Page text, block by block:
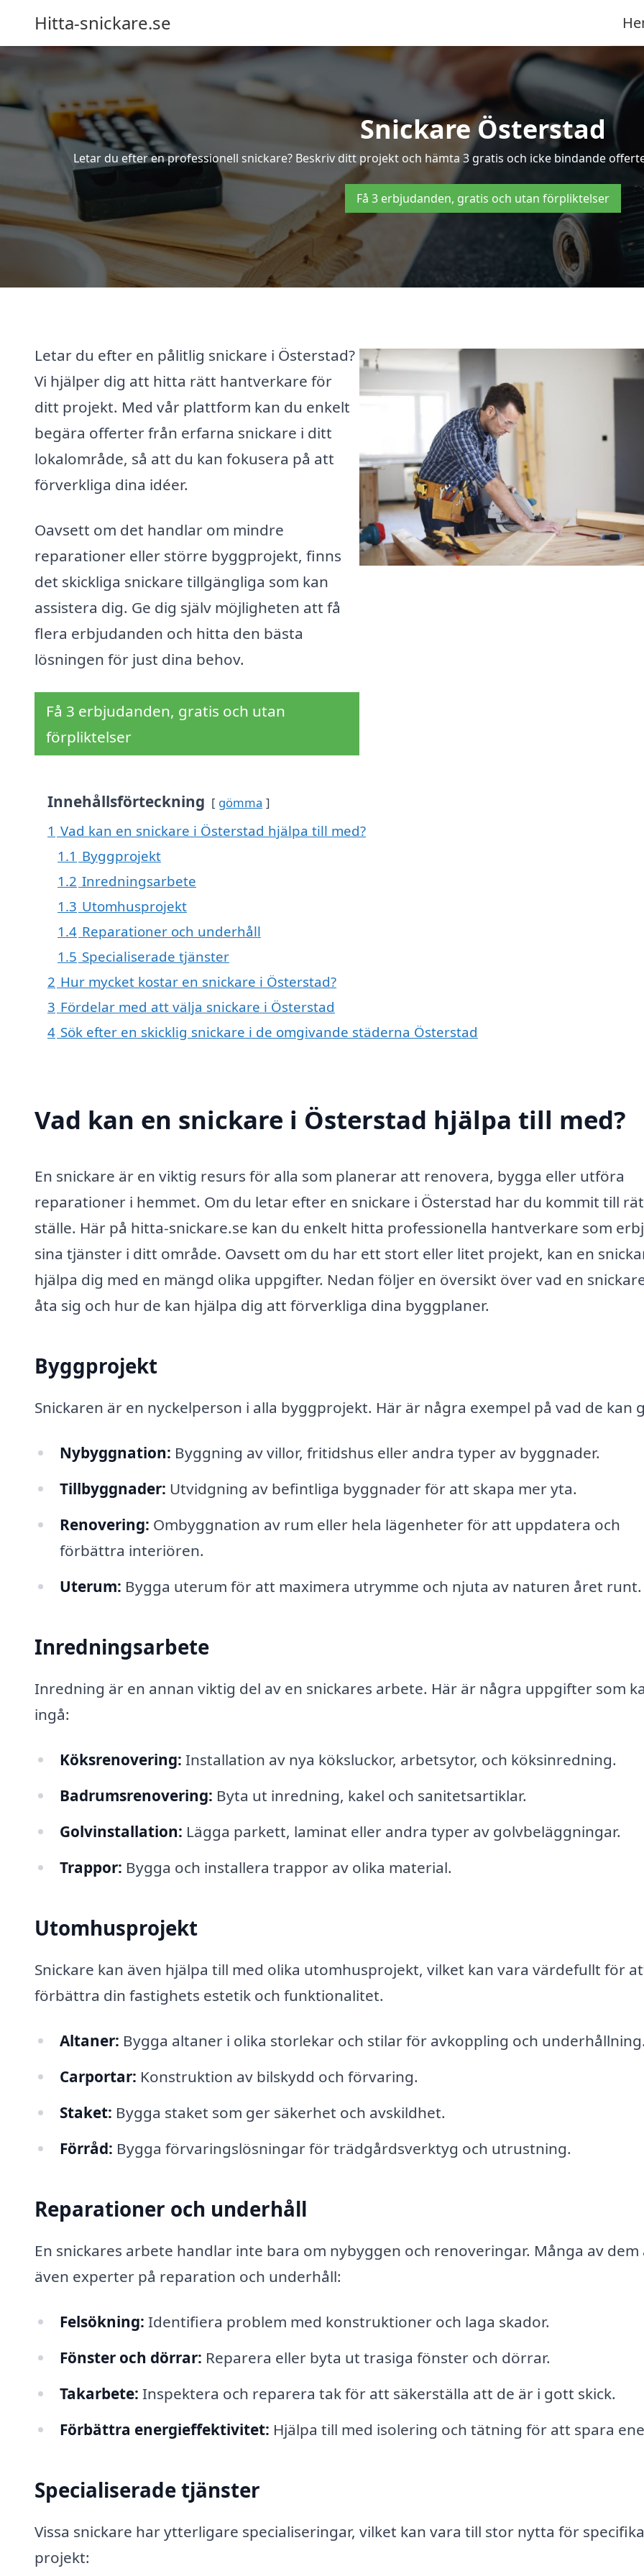
Hitta-snickare.se
Snickare Österstad
Letar du efter en professionell snickare? Beskriv ditt projekt och hämta 3 gratis och icke bindande
Få 3 erbjudanden, gratis och utan förpliktelser
Letar du efter en pålitlig snickare i Österstad?
Vi hjälper dig att hitta rätt hantverkare för
ditt projekt. Med vår plattform kan du enkelt
begära offerter från erfarna snickare i ditt
lokalområde, så att du kan fokusera på att
förverkliga dina idéer.
Oavsett om det handlar om mindre
reparationer eller större byggprojekt, finns
det skickliga snickare tillgängliga som kan
assistera dig. Ge dig själv möjligheten att få
flera erbjudanden och hitta den bästa
lösningen för just dina behov.
Få 3 erbjudanden, gratis och utan
förpliktelser
Innehållsförteckning gömma
1 Vad kan en snickare i Österstad hjälpa till med?
1.1 Byggprojekt
1.2 Inredningsarbete
1.3 Utomhusprojekt
1.4 Reparationer och underhåll
1.5 Specialiserade tjänster
2 Hur mycket kostar en snickare i Österstad?
3 Fördelar med att välja snickare i Österstad
4 Sök efter en skicklig snickare i de omgivande städerna Österstad
Vad kan en snickare i Österstad hjälpa till med?
En snickare är en viktig resurs för alla som planerar att renovera, bygga eller utföra
reparationer i hemmet. Om du letar efter en snickare i Österstad har du kommit till
ställe. Här på hitta-snickare.se kan du enkelt hitta professionella hantverkare som
sina tjänster i ditt område. Oavsett om du har ett stort eller litet projekt, kan en
hjälpa dig med en mängd olika uppgifter. Nedan följer en översikt över vad en
åta sig och hur de kan hjälpa dig att förverkliga dina byggplaner.
Byggprojekt
Snickaren är en nyckelperson i alla byggprojekt. Här är några exempel på vad de kan
Nybyggnation: Byggning av villor, fritidshus eller andra typer av byggnader.
Tillbyggnader: Utvidgning av befintliga byggnader för att skapa mer yta.
Renovering: Ombyggnation av rum eller hela lägenheter för att uppdatera och
förbättra interiören.
Uterum: Bygga uterum för att maximera utrymme och njuta av naturen året runt.
Inredningsarbete
Inredning är en annan viktig del av en snickares arbete. Här är några uppgifter som
ingå:
Köksrenovering: Installation av nya köksluckor, arbetsytor, och köksinredning.
Badrumsrenovering: Byta ut inredning, kakel och sanitetsartiklar.
Golvinstallation: Lägga parkett, laminat eller andra typer av golvbeläggningar.
Trappor: Bygga och installera trappor av olika material.
Utomhusprojekt
Snickare kan även hjälpa till med olika utomhusprojekt, vilket kan vara värdefullt för
förbättra din fastighets estetik och funktionalitet.
Altaner: Bygga altaner i olika storlekar och stilar för avkoppling och
Carportar: Konstruktion av bilskydd och förvaring.
Staket: Bygga staket som ger säkerhet och avskildhet.
Förråd: Bygga förvaringslösningar för trädgårdsverktyg och utrustning.
Reparationer och underhåll
En snickares arbete handlar inte bara om nybyggen och renoveringar. Många av dem
även experter på reparation och underhåll:
Felsökning: Identifiera problem med konstruktioner och laga skador.
Fönster och dörrar: Reparera eller byta ut trasiga fönster och dörrar.
Takarbete: Inspektera och reparera tak för att säkerställa att de är i gott skick.
Förbättra energieffektivitet: Hjälpa till med isolering och tätning för att spara
Specialiserade tjänster
Vissa snickare har ytterligare specialiseringar, vilket kan vara till stor nytta för specifika
projekt: